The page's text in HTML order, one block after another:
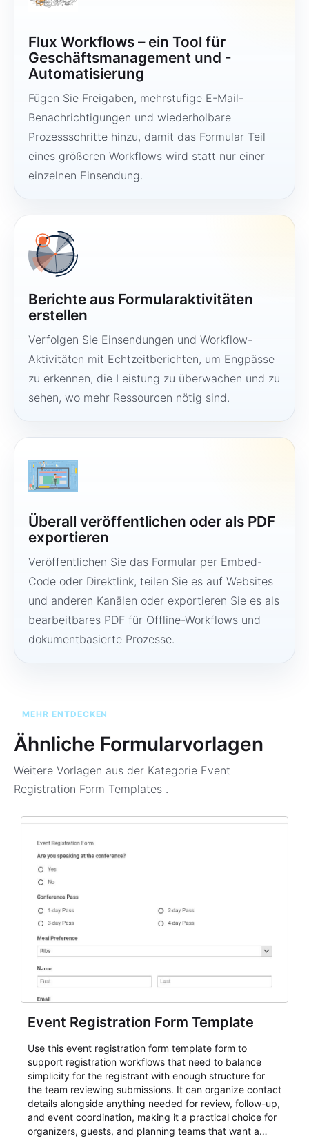
Flux Workflows – ein Tool für
Geschäftsmanagement und -
Automatisierung
Fügen Sie Freigaben, mehrstufige E-Mail-
Benachrichtigungen und wiederholbare
Prozessschritte hinzu, damit das Formular Teil
eines größeren Workflows wird statt nur einer
einzelnen Einsendung.
Berichte aus Formularaktivitäten
erstellen
Verfolgen Sie Einsendungen und Workflow-
Aktivitäten mit Echtzeitberichten, um Engpässe
zu erkennen, die Leistung zu überwachen und zu
sehen, wo mehr Ressourcen nötig sind.
Überall veröffentlichen oder als PDF
exportieren
Veröffentlichen Sie das Formular per Embed-
Code oder Direktlink, teilen Sie es auf Websites
und anderen Kanälen oder exportieren Sie es als
bearbeitbares PDF für Offline-Workflows und
dokumentbasierte Prozesse.
MEHR ENTDECKEN
Ähnliche Formularvorlagen
Weitere Vorlagen aus der Kategorie Event
Registration Form Templates .
Event Registration Form Template
Use this event registration form template form to
support registration workflows that need to balance
simplicity for the registrant with enough structure for
the team reviewing submissions. It can organize contact
details alongside anything needed for review, follow-up,
and event coordination, making it a practical choice for
organizers, guests, and planning teams that want a